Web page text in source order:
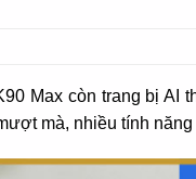
Max còn trang bị
mà, nhiều tính